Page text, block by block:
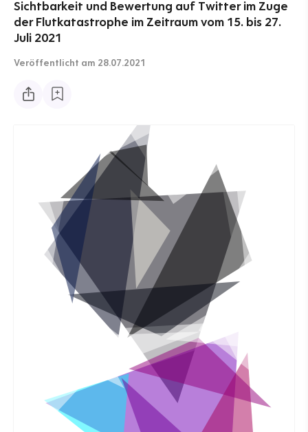
Sichtbarkeit und Bewertung auf Twitter im Zuge
der Flutkatastrophe im Zeitraum vom 15. bis 27.
Juli 2021
Veröffentlicht am 28.07.2021